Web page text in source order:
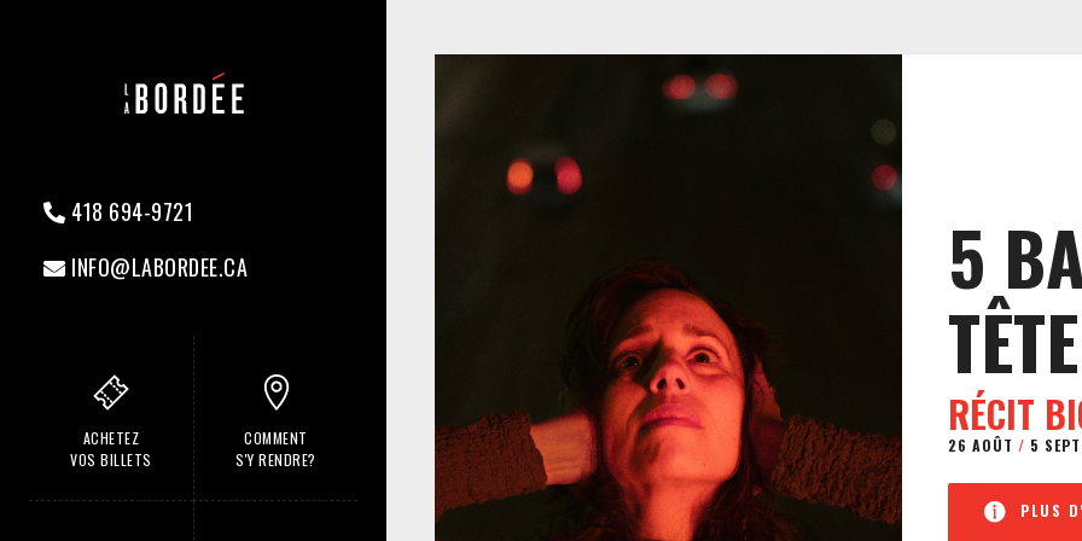
418 694-9721
INFO@LABORDEE.CA
ACHETEZ
VOS BILLETS
COMMENT
S'Y RENDRE?
5
TÊTE
RÉCIT
26 AOÛT / 5
PLUS